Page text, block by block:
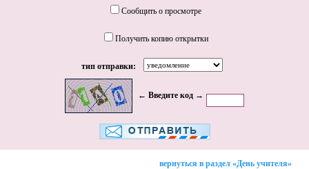
Сообщить о просмотре
Получить копию открытки
тип отправки:
← Введите код →
вернуться в раздел «День учителя»